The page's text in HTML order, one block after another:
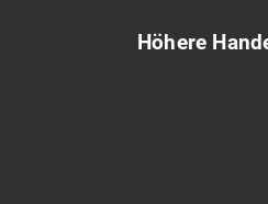
Höhere